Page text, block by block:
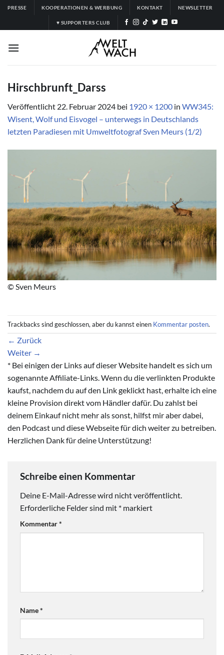
Zum
springen
PRESSE KOOPERATIONEN & WERBUNG KONTAKT NEWSLETTER
♥ SUPPORTERS CLUB
Hirschbrunft_Darss
Veröffentlicht 22. Februar 2024 bei 1920 × 1200 in WW345:
Wisent, Wolf und Eisvogel – unterwegs in Deutschlands
letzten Paradiesen mit Umweltfotograf Sven Meurs (1/2)
© Sven Meurs
Trackbacks sind geschlossen, aber du kannst einen Kommentar posten.
← Zurück
Weiter →
* Bei einigen der Links auf dieser Website handelt es sich um
sogenannte Affiliate-Links. Wenn du die verlinkten Produkte
kaufst, nachdem du auf den Link geklickt hast, erhalte ich eine
kleine Provision direkt vom Händler dafür. Du zahlst bei
deinem Einkauf nicht mehr als sonst, hilfst mir aber dabei,
den Podcast und diese Webseite für dich weiter zu betreiben.
Herzlichen Dank für deine Unterstützung!
Schreibe einen Kommentar
Deine E-Mail-Adresse wird nicht veröffentlicht.
Erforderliche Felder sind mit * markiert
Kommentar*
Name*